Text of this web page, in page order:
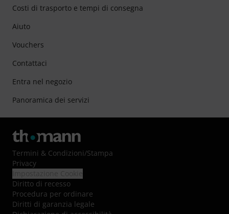
Costi di trasporto e tempi di consegna
Aiuto
Vouchers
Contattaci
Entra nel negozio
Panoramica dei servizi
Termini & Condizioni/Stampa
Privacy
Diritto di recesso
Procedura per ordinare
Diritti di garanzia legale